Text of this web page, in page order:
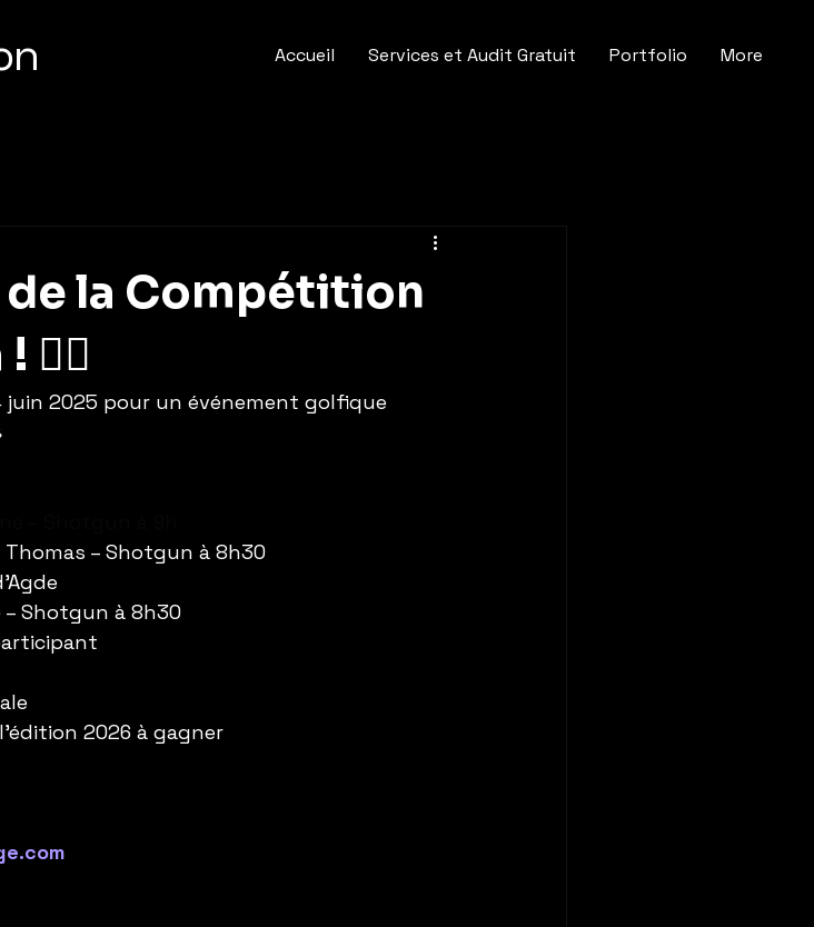
Accueil Services et Audit Gratuit Portfolio More
de la Compétition
🏌️‍♂️
juin 2025 pour un événement golfique
Thomas – Shotgun à 8h30
– Shotgun à 8h30
2026 à gagner